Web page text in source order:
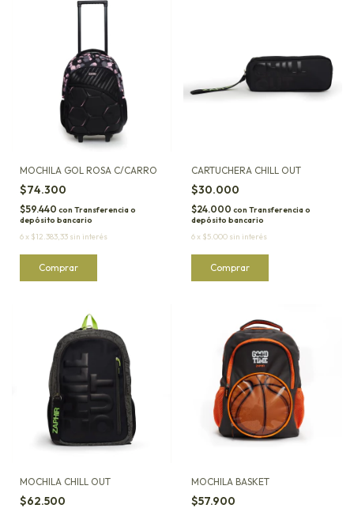
MOCHILA GOL ROSA C/CARRO
$74.300
$59.440 con Transferencia o
depósito bancario
6x $12.383,33 sin interés
CARTUCHERA CHILL OUT
$30.000
$24.000 con Transferencia o
depósito bancario
6x $5.000 sin interés
MOCHILA CHILL OUT
$62.500
MOCHILA BASKET
$57.900